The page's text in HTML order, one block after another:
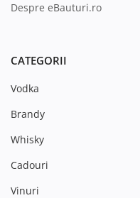
Despre eBauturi.ro
CATEGORII
Vodka
Brandy
Whisky
Cadouri
Vinuri